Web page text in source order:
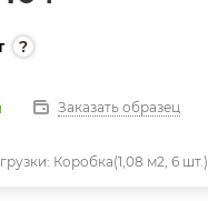
Заказать образец
Коробка(1,08 м2, 6 шт.)